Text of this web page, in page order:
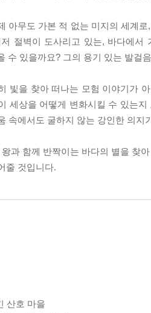
아무도 가본 적 없는 미지의 세계
절벽이 도사리고 있는, 바다에
수 있을까요? 그의 용기 있는 발걸
빛을 찾아 떠나는 모험 이야기가
세상을 어떻게 변화시킬 수 있는
속에서도 굴하지 않는 강인한 의
과 함께 반짝이는 바다의 별을 찾
줄 것입니다.
산호 마을